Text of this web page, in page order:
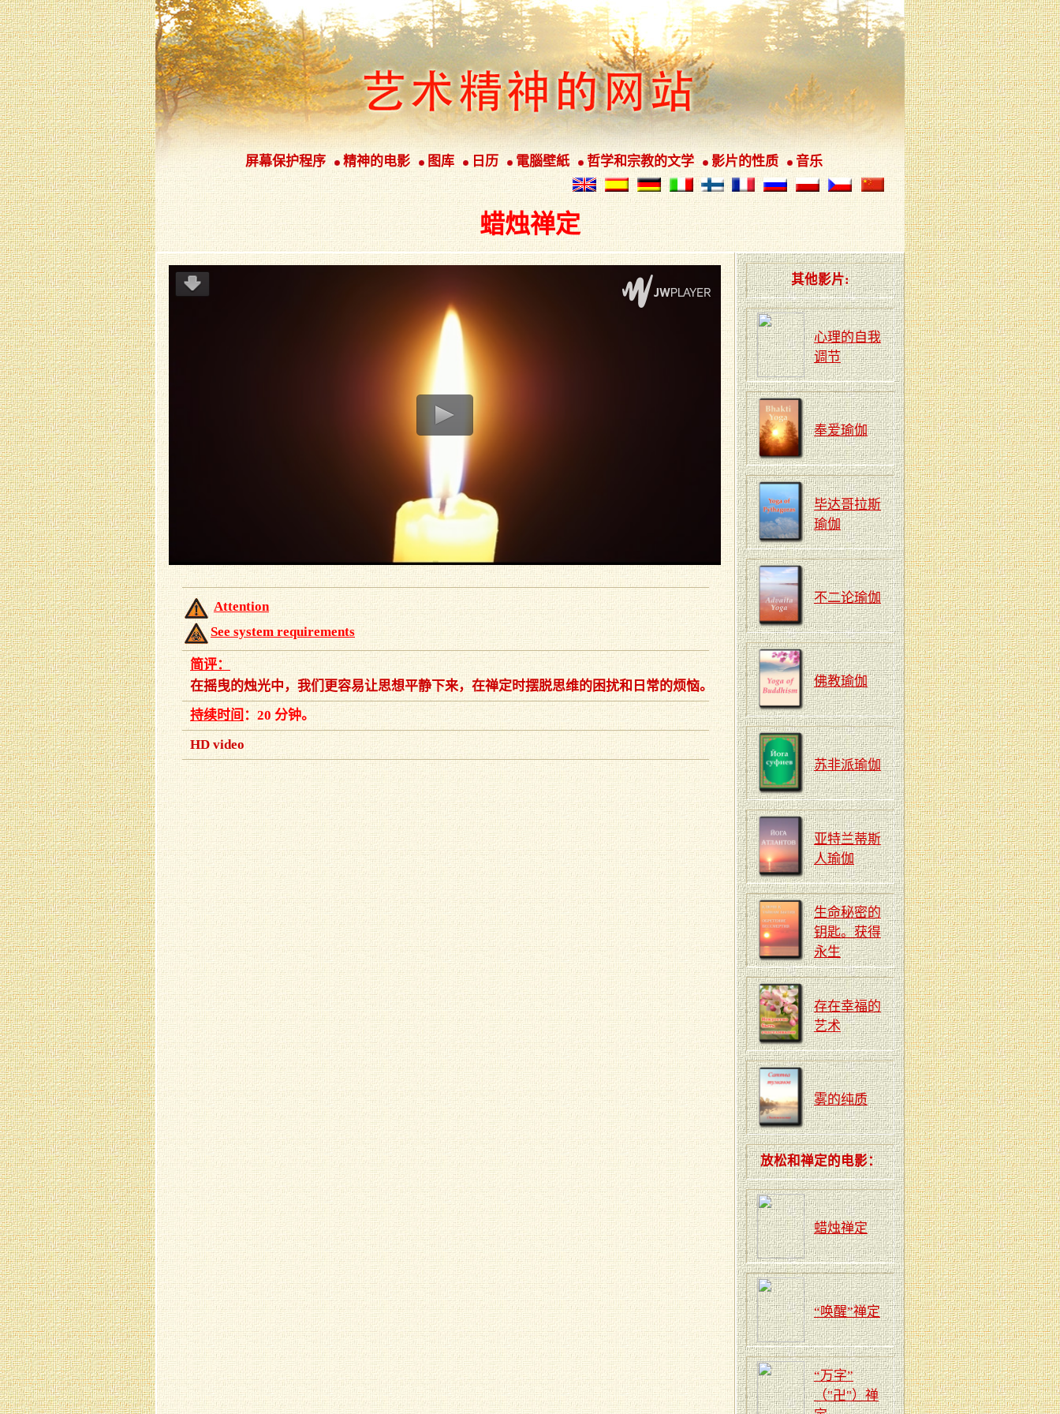
屏幕保护程序 精神的电影 图库 日历 電腦壁紙 哲学和宗教的文学 影片的性质 音乐
蜡烛禅定
Attention
See system requirements
简评：
在摇曳的烛光中，我们更容易让思想平静下来，在禅定时摆脱思维的困扰和日常的烦恼。
持续时间 ：20 分钟。
HD video
其他影片:
心理的自我
调节
奉爱瑜伽
毕达哥拉斯
瑜伽
不二论瑜伽
佛教瑜伽
苏非派瑜伽
亚特兰蒂斯
人瑜伽
生命秘密的
钥匙。获得
永生
存在幸福的
艺术
雾的纯质
放松和禅定的电影：
蜡烛禅定
“唤醒”禅定
“万字”
（"卍"）禅